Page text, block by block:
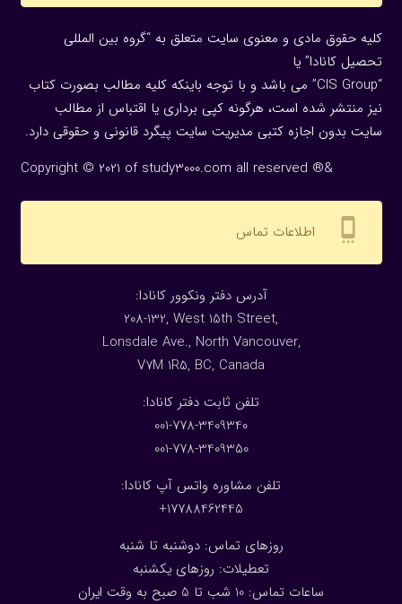
کلیه حقوق مادی و معنوی سایت متعلق به “گروه بین المللی
تحصیل کانادا” یا
“CIS Group” می باشد و با توجه باینکه کلیه مطالب بصورت کتاب
نیز منتشر شده است، هرگونه كپی برداری یا اقتباس از مطالب
سایت بدون اجازه كتبی مدیریت سایت پیگرد قانونی و حقوقی دارد.
Copyright © 2021 of study3000.com all reserved ®&
settings_cell اطلاعات تماس
:آدرس دفتر ونکوور کانادا
208-132, West 15th Street,
Lonsdale Ave., North Vancouver,
V7M 1R5, BC, Canada
:تلفن ثابت دفتر کانادا
001-778-3409340
001-778-3409350
تلفن مشاوره واتس آپ کانادا:
17788462445+
روزهای تماس: دوشنبه تا شنبه
تعطیلات: روزهای یکشنبه
ساعات تماس: 10 شب تا 5 صبح به وقت ایران